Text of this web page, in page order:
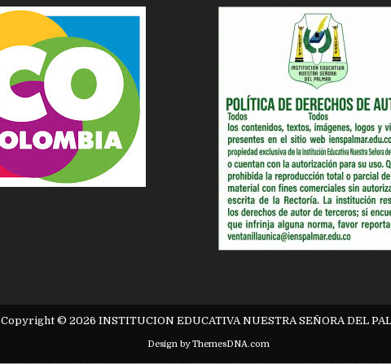
Copyright © 2026 INSTITUCION EDUCATIVA NUESTRA SEÑORA DEL
Design by ThemesDNA.com